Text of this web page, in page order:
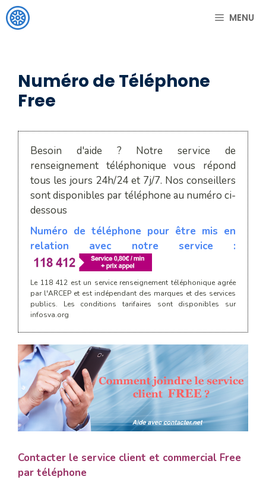
Aller
au
MENU
Numéro de Téléphone
Free
Besoin d'aide ? Notre service de
renseignement téléphonique vous répond
tous les jours 24h/24 et 7j/7. Nos conseillers
sont disponibles par téléphone au numéro ci-
dessous
Numéro de téléphone pour être mis en
relation avec notre service :
Le 118 412 est un service renseignement téléphonique agrée
par l'ARCEP et est indépendant des marques et des services
publics. Les conditions tarifaires sont disponibles sur
infosva.org
Contacter le service client et commercial Free
par téléphone